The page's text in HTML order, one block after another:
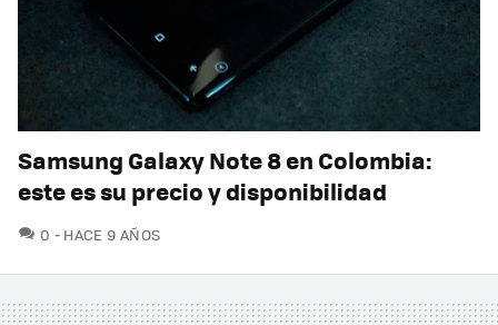
Samsung Galaxy Note 8 en Colombia:
este es su precio y disponibilidad
0 COMENTARIOS
HACE 9 AÑOS